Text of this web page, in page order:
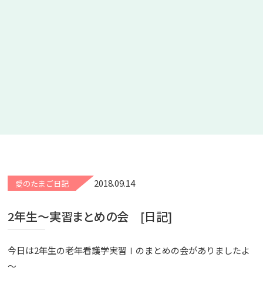
愛のたまご日記 2018.09.14
2年生～実習まとめの会 [日記]
今日は2年生の老年看護学実習Ⅰのまとめの会がありましたよ
～